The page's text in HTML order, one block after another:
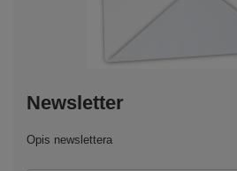
Newsletter
Opis newslettera